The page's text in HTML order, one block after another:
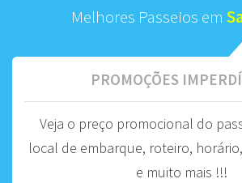
Melhores Passeios em
PROMOÇÕES
Veja o preço promocional do
local de embarque, roteiro,
e muito mais !!!